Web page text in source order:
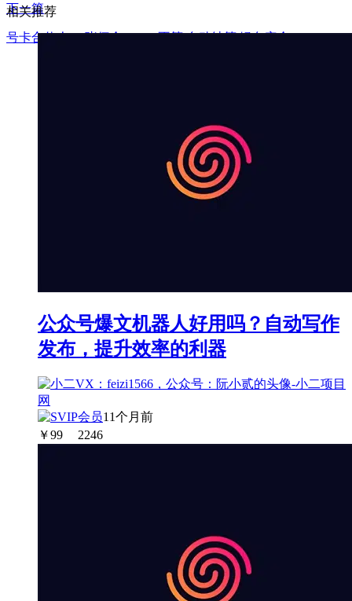
下一篇
号卡合伙人 一张佣金60-300不等 自动结算 绿色安全
相关推荐
公众号爆文机器人好用吗？自动写作
发布，提升效率的利器
11个月前
￥99 2246